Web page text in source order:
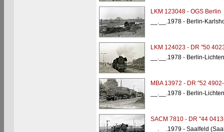
LKM 123048 - OGS Berlin
__.__.1978 - Berlin-
LKM 124023 - DR "50
__.__.1978 - Berlin-
MBA 13972 - DR "52
__.__.1978 - Berlin-
SACM 7810 - DR "44
__.__.1979 - Saalfeld